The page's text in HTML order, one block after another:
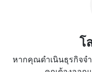
โ
หากคุณดำเนินธุรกิจจ